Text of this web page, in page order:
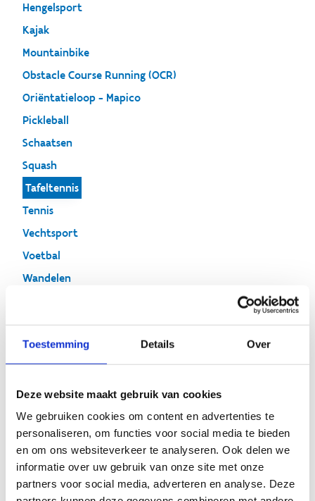
Toestemming Details Over
Deze website maakt gebruik van cookies
We gebruiken cookies om content en advertenties te
personaliseren, om functies voor social media te bieden
en om ons websiteverkeer te analyseren. Ook delen we
informatie over uw gebruik van onze site met onze
partners voor social media, adverteren en analyse. Deze
Hengelsport
Kajak
Mountainbike
Obstacle Course Running (OCR)
Oriëntatieloop - Mapico
Pickleball
Schaatsen
Squash
Tafeltennis
Tennis
Vechtsport
Voetbal
Wandelen
Tafeltennis